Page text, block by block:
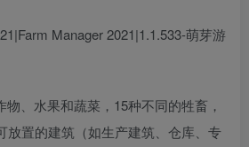
、水果和蔬菜，15种不同的牲畜，
放置的建筑（如生产建筑、仓库、专